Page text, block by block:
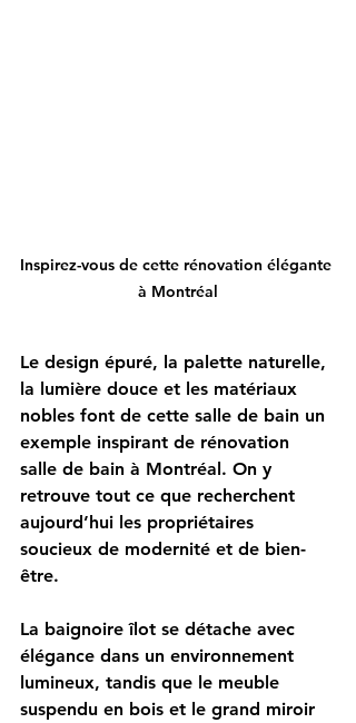
Inspirez-vous de cette rénovation élégante
à Montréal
Le design épuré, la palette naturelle,
la lumière douce et les matériaux
nobles font de cette salle de bain un
exemple inspirant de rénovation
salle de bain à Montréal. On y
retrouve tout ce que recherchent
aujourd’hui les propriétaires
soucieux de modernité et de bien-
être.
La baignoire îlot se détache avec
élégance dans un environnement
lumineux, tandis que le meuble
suspendu en bois et le grand miroir